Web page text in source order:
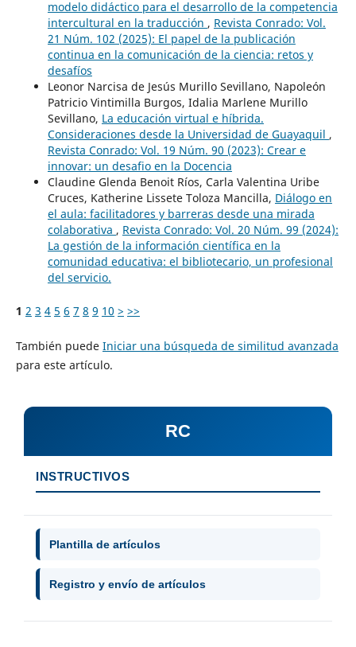
modelo didáctico para el desarrollo de la competencia
intercultural en la traducción , Revista Conrado: Vol.
21 Núm. 102 (2025): El papel de la publicación
continua en la comunicación de la ciencia: retos y
desafíos
Leonor Narcisa de Jesús Murillo Sevillano, Napoleón
Patricio Vintimilla Burgos, Idalia Marlene Murillo
Sevillano, La educación virtual e híbrida.
Consideraciones desde la Universidad de Guayaquil ,
Revista Conrado: Vol. 19 Núm. 90 (2023): Crear e
innovar: un desafio en la Docencia
Claudine Glenda Benoit Ríos, Carla Valentina Uribe
Cruces, Katherine Lissete Toloza Mancilla, Diálogo en
el aula: facilitadores y barreras desde una mirada
colaborativa , Revista Conrado: Vol. 20 Núm. 99 (2024):
La gestión de la información científica en la
comunidad educativa: el bibliotecario, un profesional
del servicio.
1 2 3 4 5 6 7 8 9 10 > >>
También puede Iniciar una búsqueda de similitud avanzada
para este artículo.
RC
INSTRUCTIVOS
Plantilla de artículos
Registro y envío de artículos